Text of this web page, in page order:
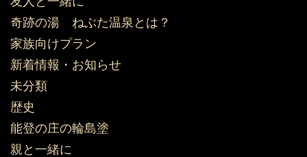
奇跡の湯 ねぶた温泉とは？
家族向けプラン
新着情報・お知らせ
未分類
歴史
能登の庄の輪島塗
親と一緒に